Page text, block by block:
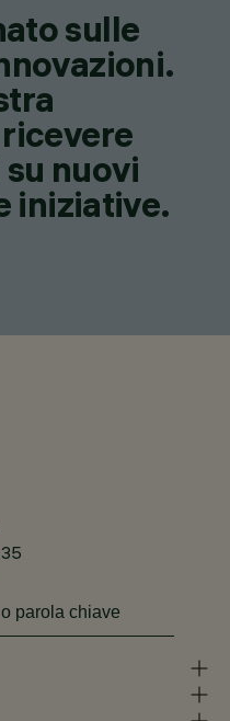
sulle
nuovi
iniziative.